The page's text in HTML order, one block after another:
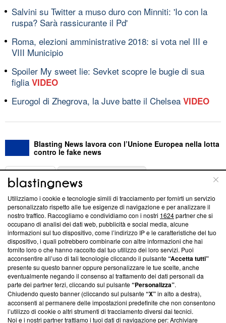
Salvini su Twitter a muso duro con Minniti: 'Io con la
ruspa? Sarà rassicurante il Pd'
Roma, elezioni amministrative 2018: si vota nel III e
VIII Municipio
Spoiler My sweet lie: Sevket scopre le bugie di sua
figlia VIDEO
Eurogol di Zhegrova, la Juve batte il Chelsea VIDEO
Blasting News lavora con l’Unione Europea nella lotta
contro le fake news
ABOUT
Questa sezione offre informazioni trasparenti su Blasting
News, sui nostri processi editoriali e su come ci impegniamo a
creare news di qualità. Inoltre, afferma la nostra aderenza a
‘Trust Project - News with Integrity’Blasting News non è
ancora membro del programma, ma ha richiesto di farne
parte; Trust Project non ha ancora effettuato una verifica di
conformità agli standard.
Su di noi
Team editoriale
Utilizziamo i cookie e tecnologie simili di tracciamento per fornirti un servizio
personalizzato rispetto alle tue esigenze di navigazione e per analizzare il
nostro traffico. Raccogliamo e condividiamo con i nostri 1624partner che si
occupano di analisi dei dati web, pubblicità e social media, alcune
informazioni sul tuo dispositivo, come l’indirizzo IP e le caratteristiche del tuo
dispositivo, i quali potrebbero combinarle con altre informazioni che hai
fornito loro o che hanno raccolto dal tuo utilizzo dei loro servizi. Puoi
acconsentire all’uso di tali tecnologie cliccando il pulsante“Accetta tutti”
presente su questo banner oppure personalizzare le tue scelte, anche
eventualmente negando il consenso al trattamento dei dati personali da
parte dei partner terzi, cliccando sul pulsante“Personalizza”.
Chiudendo questo banner (cliccando sul pulsante“X”in alto a destra),
acconsenti al permanere delle impostazioni predefinite che non consentono
l’utilizzo di cookie o altri strumenti di tracciamento diversi dai tecnici.
Noi e i nostri partner trattiamo i tuoi dati di navigazione per: Archiviare